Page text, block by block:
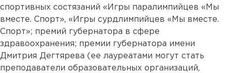
спортивных состязаний «Игры паралимпийцев «Мы
вместе. Спорт», «Игры сурдлимпийцев «Мы вместе.
Спорт»; премий губернатора в сфере
здравоохранения; премии губернатора имени
Дмитрия Дегтярева (ее лауреатами могут стать
преподаватели образовательных организаций,